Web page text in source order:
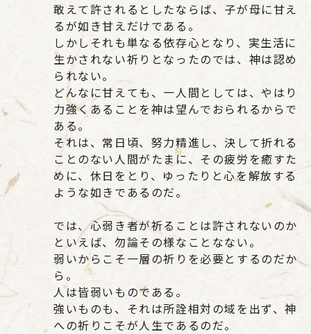
敢えて許されるとしたならば、子が母に甘え
るが如き甘えだけである。
しかしそれも単なる依存心となり、実生活に
生かされない祈りとなったのでは、神は認め
られない。
どんなに甘えても、一人間としては、やはり
力強くあることを神は望んでおられるからで
ある。
それは、常日頃、努力精進し、決して折れる
ことのない人間がたまに、その疲労を癒すた
めに、休日をとり、ゆったりと心を解放する
ような如きであるのだ。
では、心弱き者が祈ることは許されないのか
といえば、勿論その様なことなない。
弱いからこそ一層の祈りを必要とするのだか
ら。
人は皆弱いものである。
強いものも、それは所詮相対の域を出ず、神
への祈りこそが人生であるのだ。